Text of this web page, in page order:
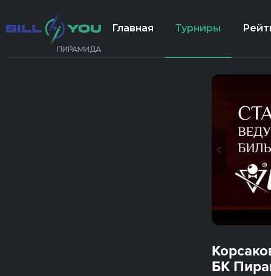
ПИРАМИДА
Главная Турниры
БК